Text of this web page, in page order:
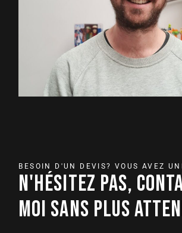
BESOIN D'UN DEVIS? VOUS AVEZ
N'HÉSITEZ PAS,
MOI SANS PLUS